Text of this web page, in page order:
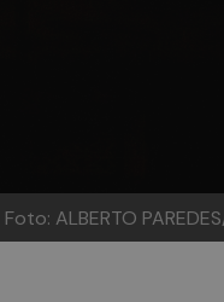
Foto: ALBERTO